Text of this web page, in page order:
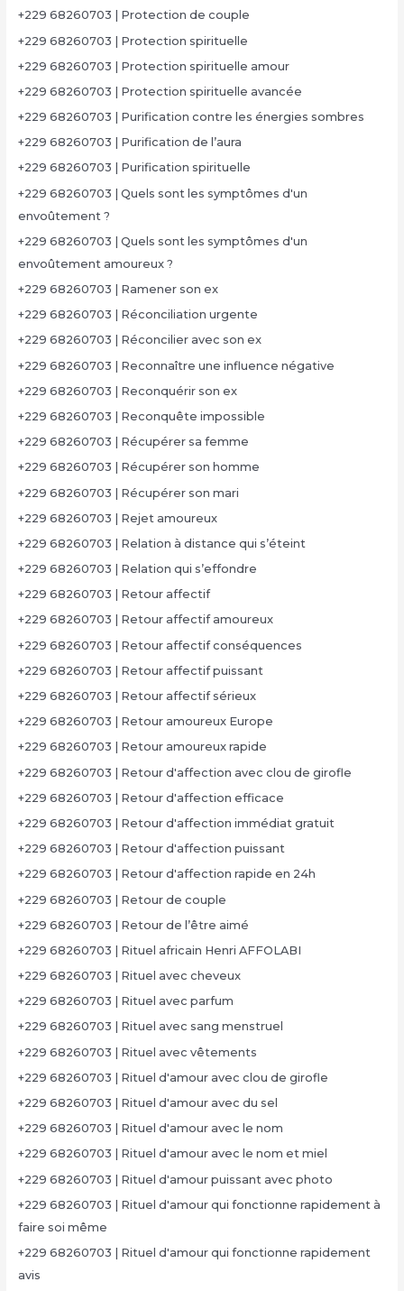
+229 68260703 | Protection de couple
+229 68260703 | Protection spirituelle
+229 68260703 | Protection spirituelle amour
+229 68260703 | Protection spirituelle avancée
+229 68260703 | Purification contre les énergies sombres
+229 68260703 | Purification de l’aura
+229 68260703 | Purification spirituelle
+229 68260703 | Quels sont les symptômes d'un
envoûtement ?
+229 68260703 | Quels sont les symptômes d'un
envoûtement amoureux ?
+229 68260703 | Ramener son ex
+229 68260703 | Réconciliation urgente
+229 68260703 | Réconcilier avec son ex
+229 68260703 | Reconnaître une influence négative
+229 68260703 | Reconquérir son ex
+229 68260703 | Reconquête impossible
+229 68260703 | Récupérer sa femme
+229 68260703 | Récupérer son homme
+229 68260703 | Récupérer son mari
+229 68260703 | Rejet amoureux
+229 68260703 | Relation à distance qui s’éteint
+229 68260703 | Relation qui s’effondre
+229 68260703 | Retour affectif
+229 68260703 | Retour affectif amoureux
+229 68260703 | Retour affectif conséquences
+229 68260703 | Retour affectif puissant
+229 68260703 | Retour affectif sérieux
+229 68260703 | Retour amoureux Europe
+229 68260703 | Retour amoureux rapide
+229 68260703 | Retour d'affection avec clou de girofle
+229 68260703 | Retour d'affection efficace
+229 68260703 | Retour d'affection immédiat gratuit
+229 68260703 | Retour d'affection puissant
+229 68260703 | Retour d'affection rapide en 24h
+229 68260703 | Retour de couple
+229 68260703 | Retour de l’être aimé
+229 68260703 | Rituel africain Henri AFFOLABI
+229 68260703 | Rituel avec cheveux
+229 68260703 | Rituel avec parfum
+229 68260703 | Rituel avec sang menstruel
+229 68260703 | Rituel avec vêtements
+229 68260703 | Rituel d'amour avec clou de girofle
+229 68260703 | Rituel d'amour avec du sel
+229 68260703 | Rituel d'amour avec le nom
+229 68260703 | Rituel d'amour avec le nom et miel
+229 68260703 | Rituel d'amour puissant avec photo
+229 68260703 | Rituel d'amour qui fonctionne rapidement à
faire soi même
+229 68260703 | Rituel d'amour qui fonctionne rapidement
avis